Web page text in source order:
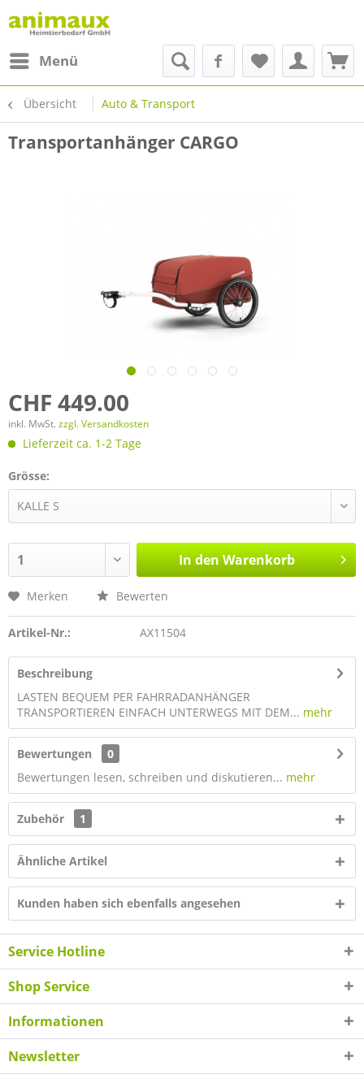
Menü
Übersicht Auto & Transport
Transportanhänger CARGO
CHF 449.00
inkl. MwSt. zzgl. Versandkosten
Lieferzeit ca. 1-2 Tage
Grösse:
In den Warenkorb
Merken Bewerten
Artikel-Nr.: AX11504
Beschreibung
LASTEN BEQUEM PER FAHRRADANHÄNGER
TRANSPORTIEREN EINFACH UNTERWEGS MIT DEM... mehr
Bewertungen
0
Bewertungen lesen, schreiben und diskutieren... mehr
Zubehör 1
Ähnliche Artikel
Kunden haben sich ebenfalls angesehen
Service Hotline
Shop Service
Informationen
Newsletter